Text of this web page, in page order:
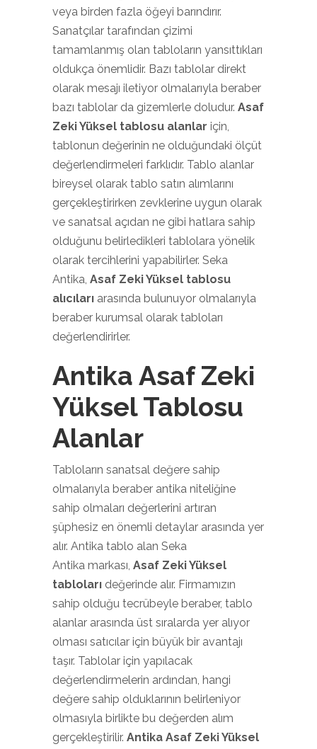
veya birden fazla öğeyi barındırır.
Sanatçılar tarafından çizimi
tamamlanmış olan tabloların yansıttıkları
oldukça önemlidir. Bazı tablolar direkt
olarak mesajı iletiyor olmalarıyla beraber
bazı tablolar da gizemlerle doludur. Asaf
Zeki Yüksel tablosu alanlar için,
tablonun değerinin ne olduğundaki ölçüt
değerlendirmeleri farklıdır. Tablo alanlar
bireysel olarak tablo satın alımlarını
gerçekleştirirken zevklerine uygun olarak
ve sanatsal açıdan ne gibi hatlara sahip
olduğunu belirledikleri tablolara yönelik
olarak tercihlerini yapabilirler. Seka
Antika, Asaf Zeki Yüksel tablosu
alıcıları arasında bulunuyor olmalarıyla
beraber kurumsal olarak tabloları
değerlendirirler.
Antika Asaf Zeki
Yüksel Tablosu
Alanlar
Tabloların sanatsal değere sahip
olmalarıyla beraber antika niteliğine
sahip olmaları değerlerini artıran
şüphesiz en önemli detaylar arasında yer
alır. Antika tablo alan Seka
Antika markası, Asaf Zeki Yüksel
tabloları değerinde alır. Firmamızın
sahip olduğu tecrübeyle beraber, tablo
alanlar arasında üst sıralarda yer alıyor
olması satıcılar için büyük bir avantajı
taşır. Tablolar için yapılacak
değerlendirmelerin ardından, hangi
değere sahip olduklarının belirleniyor
olmasıyla birlikte bu değerden alım
gerçekleştirilir. Antika Asaf Zeki Yüksel